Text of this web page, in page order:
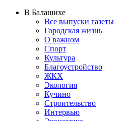
В Балашихе
Все выпуски газеты
Городская жизнь
О важном
Спорт
Культура
Благоустройство
ЖКХ
Экология
Кучино
Строительство
Интервью